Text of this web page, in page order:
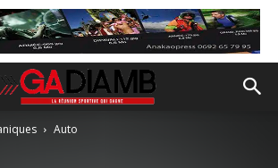
Auto